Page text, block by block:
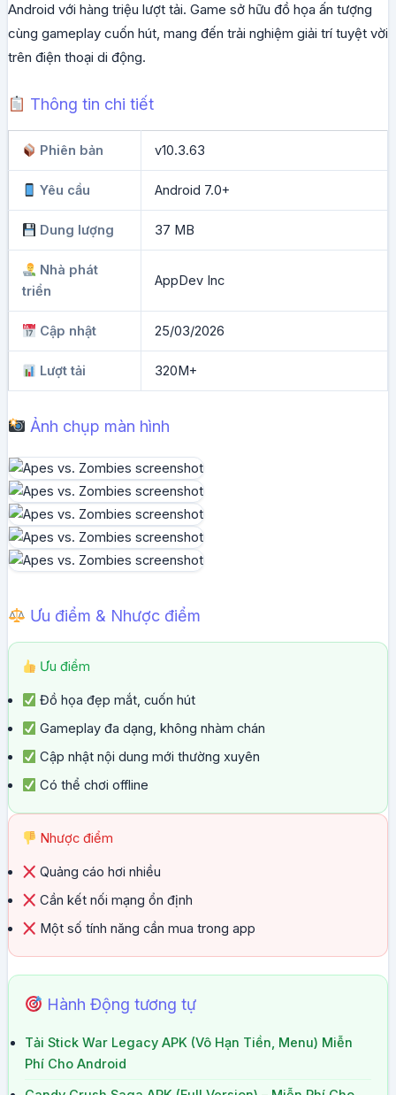
Android với hàng triệu lượt tải. Game sở hữu đồ họa ấn tượng
cùng gameplay cuốn hút, mang đến trải nghiệm giải trí tuyệt vời
trên điện thoại di động.
Thông tin chi tiết
Phiên bản v10.3.63
Yêu cầu Android 7.0+
Dung lượng 37 MB
Nhà phát
triển
AppDev Inc
Cập nhật 25/03/2026
Lượt tải 320M+
Ảnh chụp màn hình
Ưu điểm & Nhược điểm
Ưu điểm
Đồ họa đẹp mắt, cuốn hút
Gameplay đa dạng, không nhàm chán
Cập nhật nội dung mới thường xuyên
Có thể chơi offline
Nhược điểm
Quảng cáo hơi nhiều
Cần kết nối mạng ổn định
Một số tính năng cần mua trong app
Hành Động tương tự
Tải Stick War Legacy APK (Vô Hạn Tiền, Menu) Miễn
Phí Cho Android